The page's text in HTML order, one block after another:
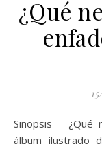
¿Qué
Sinopsis ¿Qué necesito cuando me enfado? El primer
álbum ilustrado